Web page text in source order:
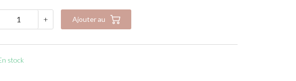
+ Ajouter au
stock